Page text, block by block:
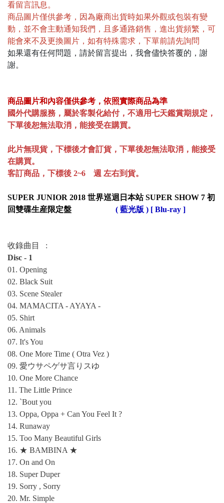
看留言訊息。
商品圖片僅供參考，因為廠商出貨時如果外觀或包裝有變
動，並不會主動通知我們，且多通路銷售，進出貨頻繁，可
能會來不及更換圖片，如有特殊需求，下單前請先詢問
如果還有任何問題，請於留言提出，我會儘快答覆的，謝
謝。
商品圖片和內容僅供參考，依照實際商品為準
國外代購服務，屬於客製化給付，不適用七天鑑賞期規定，
下單後恕無法取消，能接受在購買。
此片無現貨，下標後才會訂貨，下單後恕無法取消，能接受
在購買。
客訂商品，下標後 2~6 週 左右到貨。
SUPER JUNIOR 2018 世界巡迴日本站 SUPER SHOW 7 初
回雙碟生産限定盤
( 藍光版 ) [ Blu-ray ]
收錄曲目 :
Disc - 1
01. Opening
02. Black Suit
03. Scene Stealer
04. MAMACITA ‐ AYAYA ‐
05. Shirt
06. Animals
07. It's You
08. One More Time ( Otra Vez )
09. 愛ウサペゲサ言りスゆ
10. One More Chance
11. The Little Prince
12. `Bout you
13. Oppa, Oppa + Can You Feel It ?
14. Runaway
15. Too Many Beautiful Girls
16. ★ BAMBINA ★
17. On and On
18. Super Duper
19. Sorry , Sorry
20. Mr. Simple